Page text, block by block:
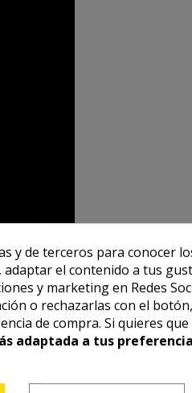
y de terceros para conocer
el contenido a tus
y marketing en Redes
o rechazarlas con el
de compra. Si quieres
adaptada a tus